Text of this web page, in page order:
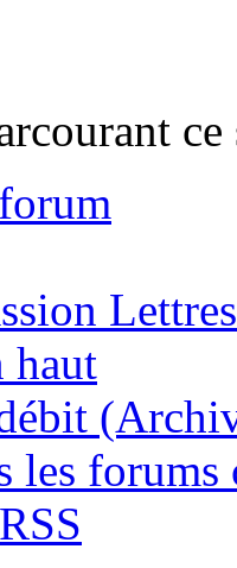
Lettres
haut
les forums